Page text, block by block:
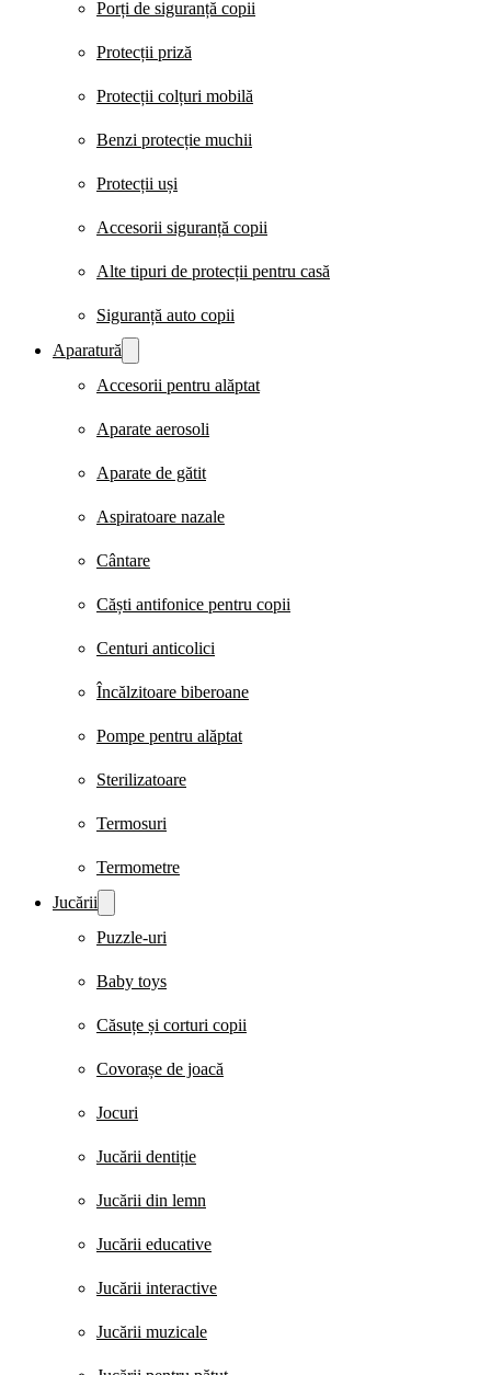
Porți de siguranță copii
Protecții priză
Protecții colțuri mobilă
Benzi protecție muchii
Protecții uși
Accesorii siguranță copii
Alte tipuri de protecții pentru casă
Siguranță auto copii
Aparatură
Accesorii pentru alăptat
Aparate aerosoli
Aparate de gătit
Aspiratoare nazale
Cântare
Căști antifonice pentru copii
Centuri anticolici
Încălzitoare biberoane
Pompe pentru alăptat
Sterilizatoare
Termosuri
Termometre
Jucării
Puzzle-uri
Baby toys
Căsuțe și corturi copii
Covorașe de joacă
Jocuri
Jucării dentiție
Jucării din lemn
Jucării educative
Jucării interactive
Jucării muzicale